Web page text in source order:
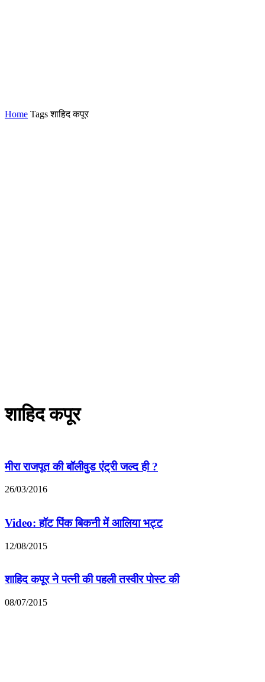
Home Tags शाहिद कपूर
शाहिद कपूर
मीरा राजपूत की बॉलीवुड एंट्री जल्द ही ?
26/03/2016
Video: हॉट पिंक बिकनी में आलिया भट्ट
12/08/2015
शाहिद कपूर ने पत्नी की पहली तस्वीर पोस्ट की
08/07/2015